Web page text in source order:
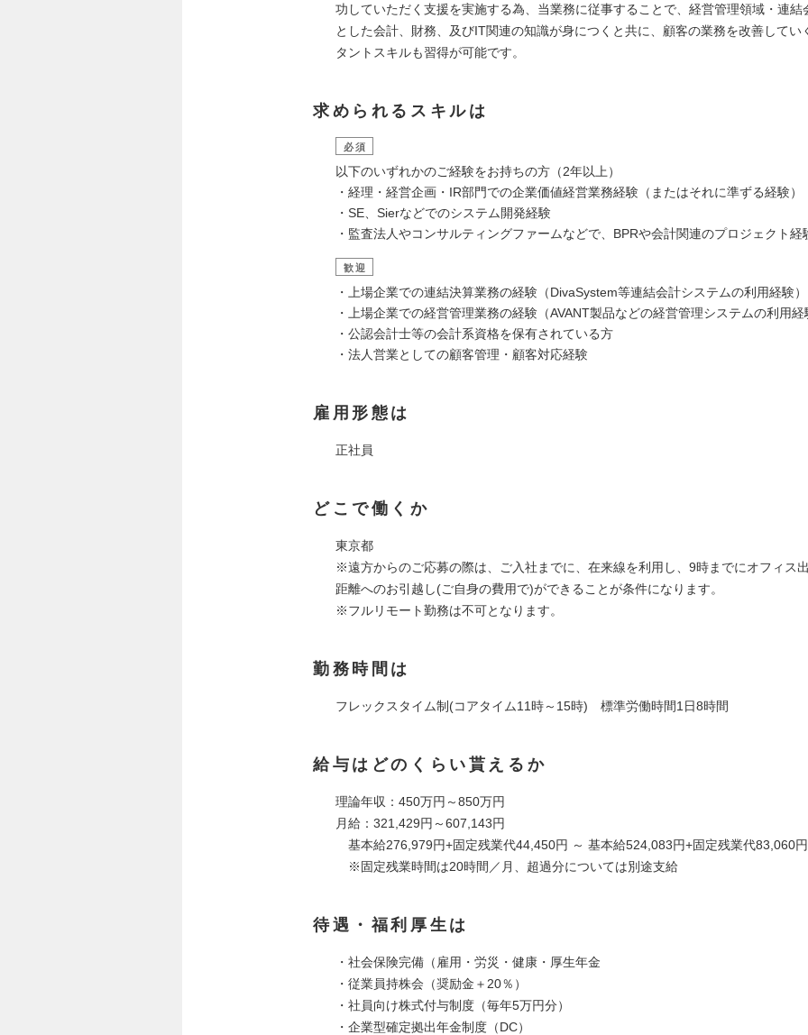
功していただく支援を実施する為、当業務に従事することで、経営管理領域・連結
とした会計、財務、及びIT関連の知識が身につくと共に、顧客の業務を改善してい
タントスキルも習得が可能です。
求められるスキルは
必須
以下のいずれかのご経験をお持ちの方（2年以上）
・経理・経営企画・IR部門での企業価値経営業務経験（またはそれに準ずる経験）
・SE、Sierなどでのシステム開発経験
・監査法人やコンサルティングファームなどで、BPRや会計関連のプロジェクト経
歓迎
・上場企業での連結決算業務の経験（DivaSystem等連結会計システムの利用経験）
・上場企業での経営管理業務の経験（AVANT製品などの経営管理システムの利用経
・公認会計士等の会計系資格を保有されている方
・法人営業としての顧客管理・顧客対応経験
雇用形態は
正社員
どこで働くか
東京都
※遠方からのご応募の際は、ご入社までに、在来線を利用し、9時までにオフィス
距離へのお引越し(ご自身の費用で)ができることが条件になります。
※フルリモート勤務は不可となります。
勤務時間は
フレックスタイム制(コアタイム11時～15時) 標準労働時間1日8時間
給与はどのくらい貰えるか
理論年収：450万円～850万円
月給：321,429円～607,143円
基本給276,979円+固定残業代44,450円 ～ 基本給524,083円+固定残業代
※固定残業時間は20時間／月、超過分については別途支給
待遇・福利厚生は
・社会保険完備（雇用・労災・健康・厚生年金
・従業員持株会（奨励金＋20％）
・社員向け株式付与制度（毎年5万円分）
・企業型確定拠出年金制度（DC）